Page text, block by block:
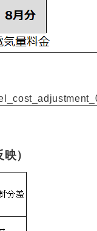
）